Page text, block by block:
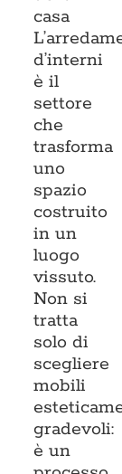
casa
d’interni
è il
settore
che
trasforma
uno
spazio
costruito
in un
luogo
vissuto.
Non si
tratta
solo di
scegliere
mobili
gradevoli:
è un